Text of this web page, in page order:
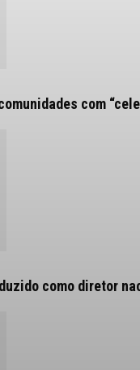
com
como diretor